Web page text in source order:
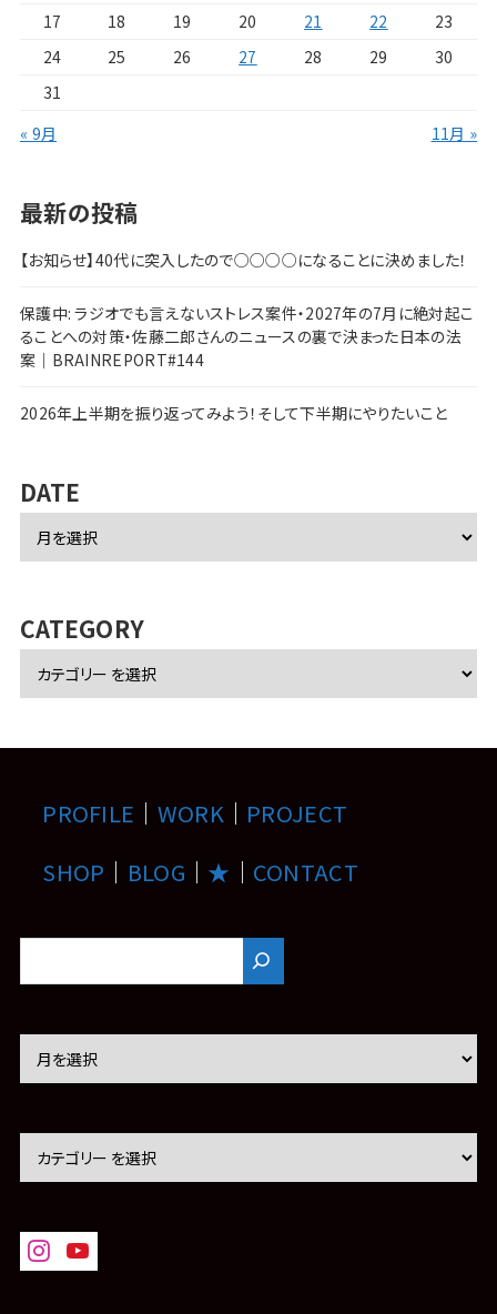
17
18 19 20 21 22
23
24
25 26 27 28 29
30
31
« 9月
11月 »
最新の投稿
【お知らせ】40代に突入したので○○○○になることに決めました！
保護中: ラジオでも言えないストレス案件・2027年の7月に絶対起こ
ることへの対策・佐藤二郎さんのニュースの裏で決まった日本の法
案｜BRAINREPORT#144
2026年上半期を振り返ってみよう！そして下半期にやりたいこと
DATE
カ
ブ
CATEGORY
PROFILE ｜ WORK ｜ PROJECT
SHOP ｜ BLOG ｜ ★ ｜ CONTACT
カ
ブ